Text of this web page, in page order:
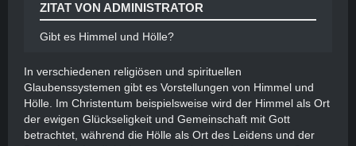
ZITAT VON ADMINISTRATOR
Gibt es Himmel und Hölle?
In verschiedenen religiösen und spirituellen
Glaubenssystemen gibt es Vorstellungen von Himmel und
Hölle. Im Christentum beispielsweise wird der Himmel als Ort
der ewigen Glückseligkeit und Gemeinschaft mit Gott
betrachtet, während die Hölle als Ort des Leidens und der